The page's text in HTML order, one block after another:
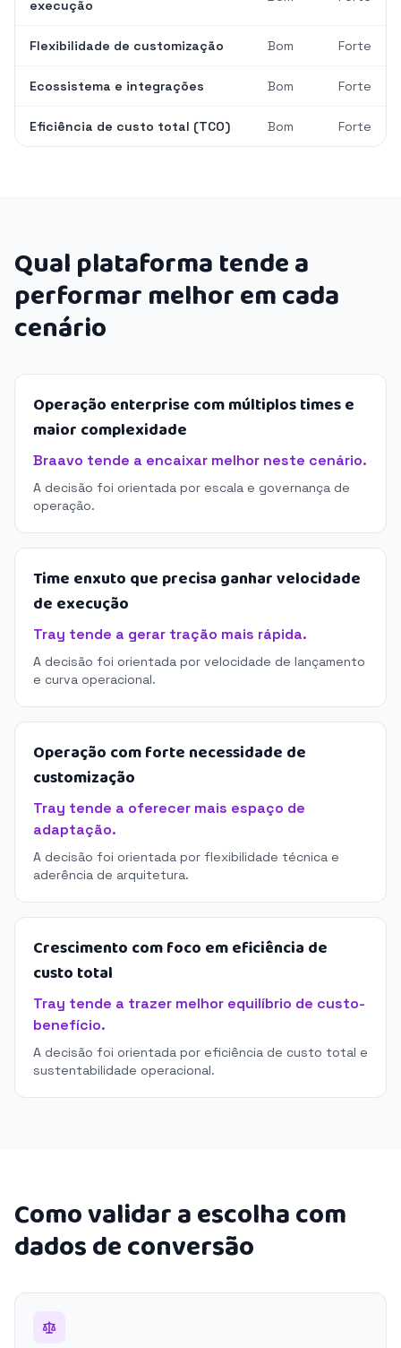
execução
Flexibilidade de customização Bom Forte
Ecossistema e integrações Bom Forte
Eficiência de custo total (TCO) Bom Forte
Qual plataforma tende a
performar melhor em cada
cenário
Operação enterprise com múltiplos times e
maior complexidade
Braavo tende a encaixar melhor neste cenário.
A decisão foi orientada por escala e governança de
operação.
Time enxuto que precisa ganhar velocidade
de execução
Tray tende a gerar tração mais rápida.
A decisão foi orientada por velocidade de lançamento
e curva operacional.
Operação com forte necessidade de
customização
Tray tende a oferecer mais espaço de
adaptação.
A decisão foi orientada por flexibilidade técnica e
aderência de arquitetura.
Crescimento com foco em eficiência de
custo total
Tray tende a trazer melhor equilíbrio de custo-
benefício.
A decisão foi orientada por eficiência de custo total e
sustentabilidade operacional.
Como validar a escolha com
dados de conversão